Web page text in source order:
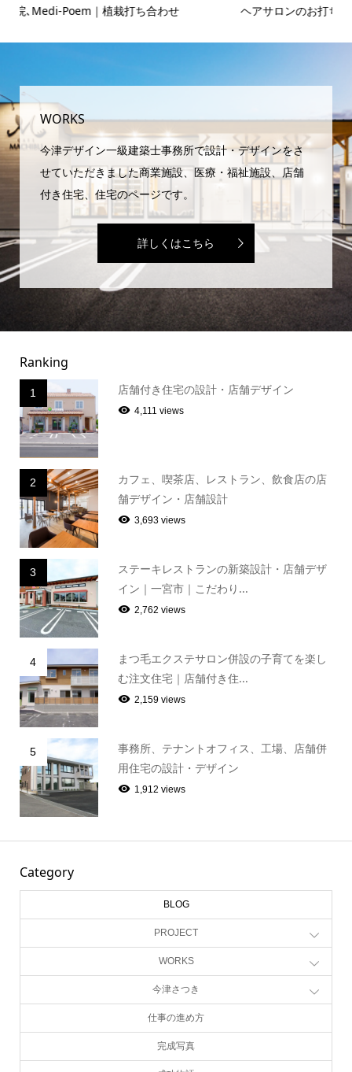
ヘアサロンのお打ち合わせ♪
WORKS
今津デザイン一級建築士事務所で設計・デザインをさ
せていただきました商業施設、医療・福祉施設、店舗
付き住宅、住宅のページです。
詳しくはこちら
Ranking
1 店舗付き住宅の設計・店舗デザイン
4,111 views
2
カフェ、喫茶店、レストラン、飲食店の店
舗デザイン・店舗設計
3,693 views
3
ステーキレストランの新築設計・店舗デザ
イン｜一宮市｜こだわり...
2,762 views
4
まつ毛エクステサロン併設の子育てを楽し
む注文住宅｜店舗付き住...
2,159 views
5
事務所、テナントオフィス、工場、店舗併
用住宅の設計・デザイン
1,912 views
Category
BLOG
PROJECT
WORKS
今津さつき
仕事の進め方
完成写真